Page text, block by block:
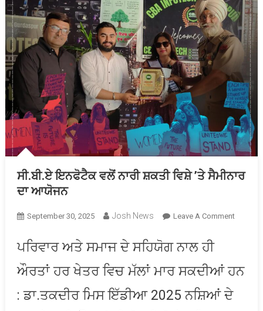
ਸੀ.ਬੀ.ਏ ਇਨਫੋਟੈਕ ਵਲੋਂ ਨਾਰੀ ਸ਼ਕਤੀ ਵਿਸ਼ੇ ’ਤੇ ਸੈਮੀਨਾਰ
ਦਾ ਆਯੋਜਨ
September 30, 2025 Josh News Leave A CommentOn
ਨਾਰੀ
ਪਰਿਵਾਰ ਅਤੇ ਸਮਾਜ ਦੇ ਸਹਿਯੋਗ ਨਾਲ ਹੀ
ਔਰਤਾਂ ਹਰ ਖੇਤਰ ਵਿਚ ਮੱਲਾਂ ਮਾਰ ਸਕਦੀਆਂ ਹਨ
: ਡਾ.ਤਕਦੀਰ ਮਿਸ ਇੱਡੀਆ 2025 ਨਸ਼ਿਆਂ ਦੇ